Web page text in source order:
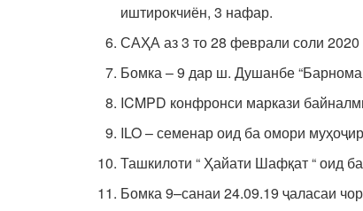
иштирокчиён, 3 нафар.
САҲА аз 3 то 28 феврали соли
Бомка – 9 дар ш. Душанбе
ICMPD конфронси маркази
ILO – семенар оид ба омори
Ташкилоти “ Ҳайати Шафқат “ оид
Бомка 9–санаи 24.09.19 ҷаласаи